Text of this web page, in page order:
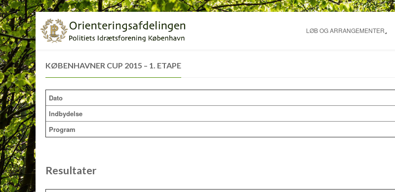
LØB OG ARRANGEMENTER
KØBENHAVNER CUP 2015 – 1. ETAPE
Dato
Indbydelse
Program
Resultater